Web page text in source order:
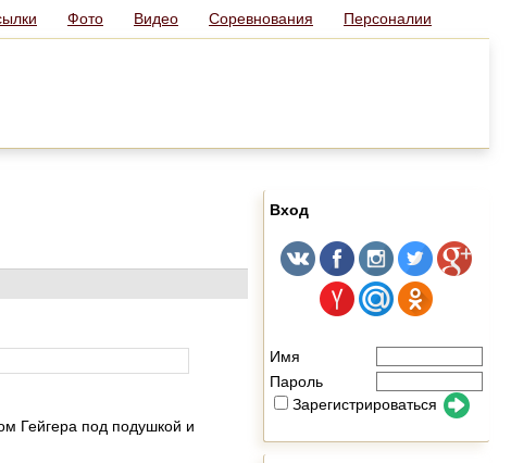
Фото Видео Соревнования Персоналии
Гейгера под подушкой и
Вход
Имя
Пароль
Зарегистрироваться